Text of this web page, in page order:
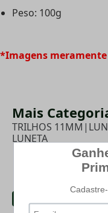
Peso: 100g
*Imagens
Mais
TRILHOS 11MM |
LUNETA